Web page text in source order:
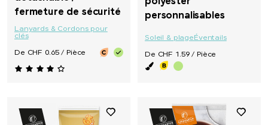
fermeture de sécurité
Lanyards & Cordons pour
clés
De CHF 0.65 / Pièce
personnalisables
Soleil & plageÉventails
De CHF 1.59 / Pièce